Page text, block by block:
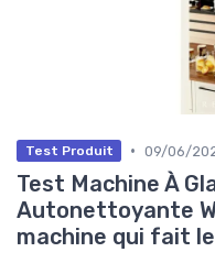
Test Produit • 09/06/
Test Machine À
Autonettoyante
machine qui fait